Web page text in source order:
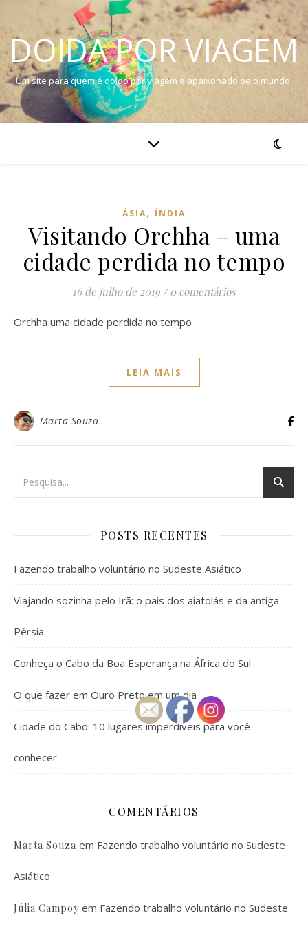
DOIDA POR VIAGEM
Um site para quem é doido por viagem e apaixonado pelo mundo.
ÁSIA, ÍNDIA
Visitando Orchha – uma
cidade perdida no tempo
16 de julho de 2019 / 0 comentários
Orchha uma cidade perdida no tempo
LEIA MAIS
Marta Souza
POSTS RECENTES
Fazendo trabalho voluntário no Sudeste Asiático
Viajando sozinha pelo Irã: o país dos aiatolás e da antiga
Pérsia
Conheça o Cabo da Boa Esperança na África do Sul
O que fazer em Ouro Preto em um dia
Cidade do Cabo: 10 lugares imperdíveis para você
conhecer
COMENTÁRIOS
Marta Souza em Fazendo trabalho voluntário no Sudeste
Asiático
Júlia Campoy em Fazendo trabalho voluntário no Sudeste